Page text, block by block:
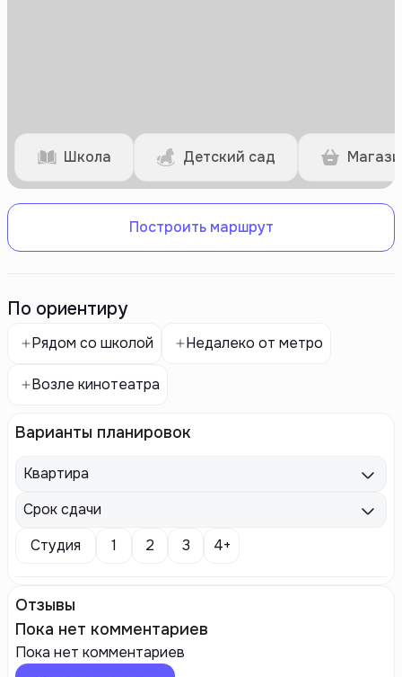
Школа Детский сад
Построить маршрут
По ориентиру
Рядом со школой Недалеко от метро
Возле кинотеатра
Варианты планировок
Квартира
Срок сдачи
Студия
1 2 3 4+
Отзывы
Пока нет комментариев
Пока нет комментариев